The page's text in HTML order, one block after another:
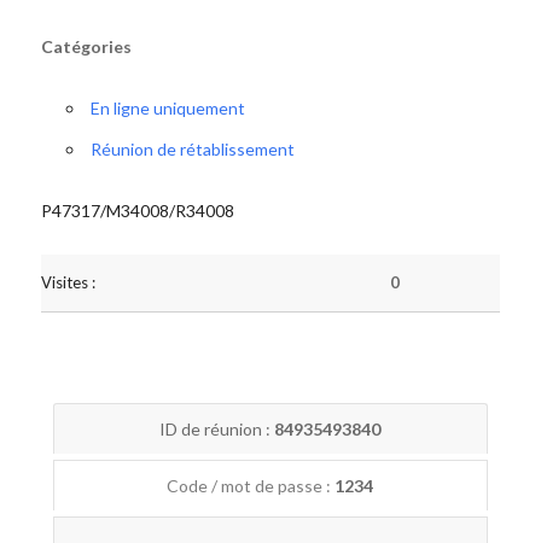
Catégories
En ligne uniquement
Réunion de rétablissement
P47317/M34008/R34008
Visites : 0
ID de réunion : 84935493840
Code / mot de passe : 1234